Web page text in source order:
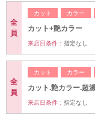
全
員
カット カラー
カット+艶カラー
来店日条件： 指定なし
全
員
カット カラー
カット.艶カラー.超
来店日条件： 指定なし